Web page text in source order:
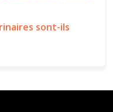
sont-ils